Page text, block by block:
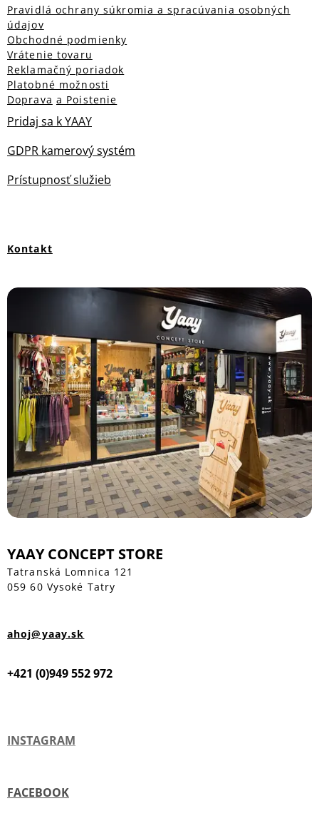
Pravidlá ochrany súkromia a spracúvania osobných
údajov
Obchodné podmienky
Vrátenie tovaru
Reklamačný poriadok
Platobné možnosti
Doprava a Poistenie
Pridaj sa k YAAY
GDPR kamerový systém
Prístupnosť služieb
Kontakt
YAAY CONCEPT STORE
Tatranská Lomnica 121
059 60 Vysoké Tatry
ahoj@yaay.sk
+421 (0)949 552 972
INSTAGRAM
FACEBOOK